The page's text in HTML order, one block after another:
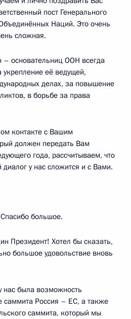
пост Генерального
Наций. Это очень
сложная.
– основательниц ООН всегда
укрепление её ведущей,
делах, за повышение
в борьбе за права
контакте с Вашим
должен передать Вам
года, рассчитываем, что
у нас сложится и с Вами.
Спасибо большое.
Президент! Хотел бы сказать,
большое удовольствие вновь
нас была возможность
саммита Россия – ЕС, а также
саммита, который мы